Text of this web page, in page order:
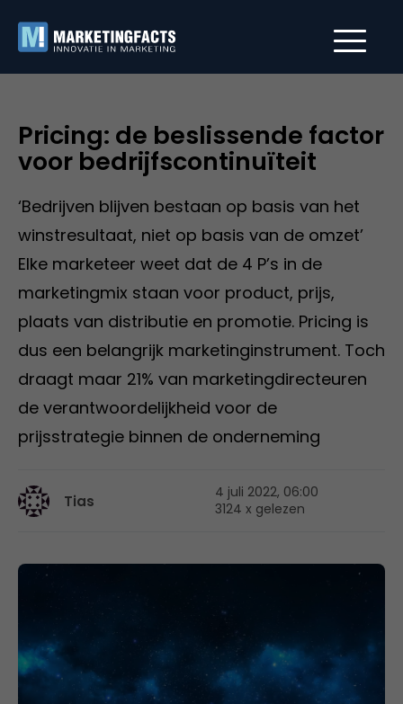
Pricing: de beslissende factor
voor bedrijfscontinuïteit
‘Bedrijven blijven bestaan op basis van het
winstresultaat, niet op basis van de omzet’
Elke marketeer weet dat de 4 P’s in de
marketingmix staan voor product, prijs,
plaats van distributie en promotie. Pricing is
dus een belangrijk marketinginstrument. Toch
draagt maar 21% van marketingdirecteuren
de verantwoordelijkheid voor de
prijsstrategie binnen de onderneming
Tias
4 juli 2022, 06:00
3124 x gelezen